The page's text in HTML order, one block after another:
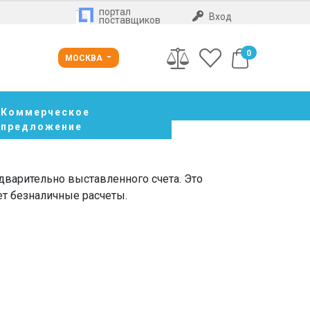
портал
поставщиков Вход
МОСКВА 0
Коммерческое
предложение
выставленного счета. Это
безналичные расчеты.